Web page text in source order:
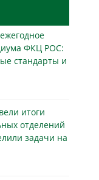
ФКЦ РОС:
стандарты и
итоги
отделений
задачи на